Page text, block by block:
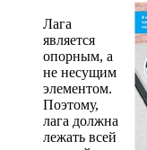
Лага
является
опорным, а
не несущим
элементом.
Поэтому,
лага должна
лежать всей